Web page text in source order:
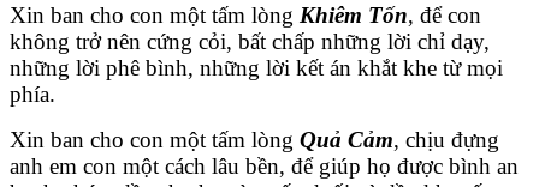
Xin ban cho con một tấm lòng Khiêm Tốn, để con
không trở nên cứng cỏi, bất chấp những lời chỉ dạy,
những lời phê bình, những lời kết án khắt khe từ mọi
phía.
Xin ban cho con một tấm lòng Quả Cảm, chịu đựng
anh em con một cách lâu bền, để giúp họ được bình an